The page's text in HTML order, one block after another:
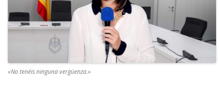
«No tenéis ninguna vergüenza.»